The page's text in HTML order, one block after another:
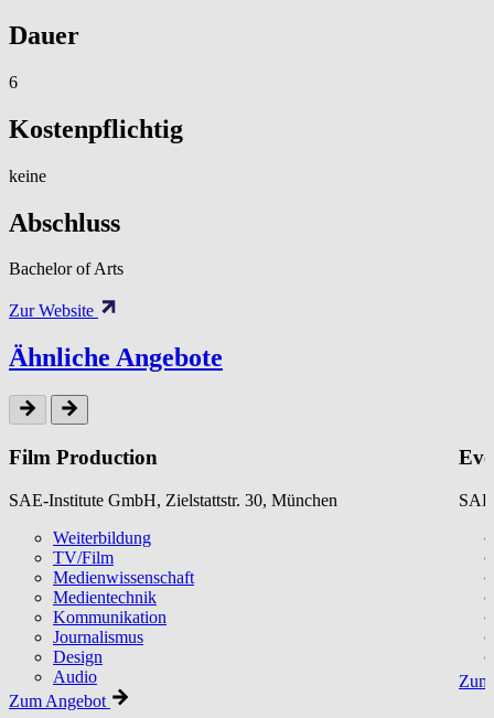
Dauer
6
Kostenpflichtig
keine
Abschluss
Bachelor of Arts
Zur Website
Ähnliche Angebote
Film Production
SAE-Institute GmbH, Zielstattstr. 30, München
Weiterbildung
TV/Film
Medienwissenschaft
Medientechnik
Kommunikation
Journalismus
Design
Audio
Zum Angebot